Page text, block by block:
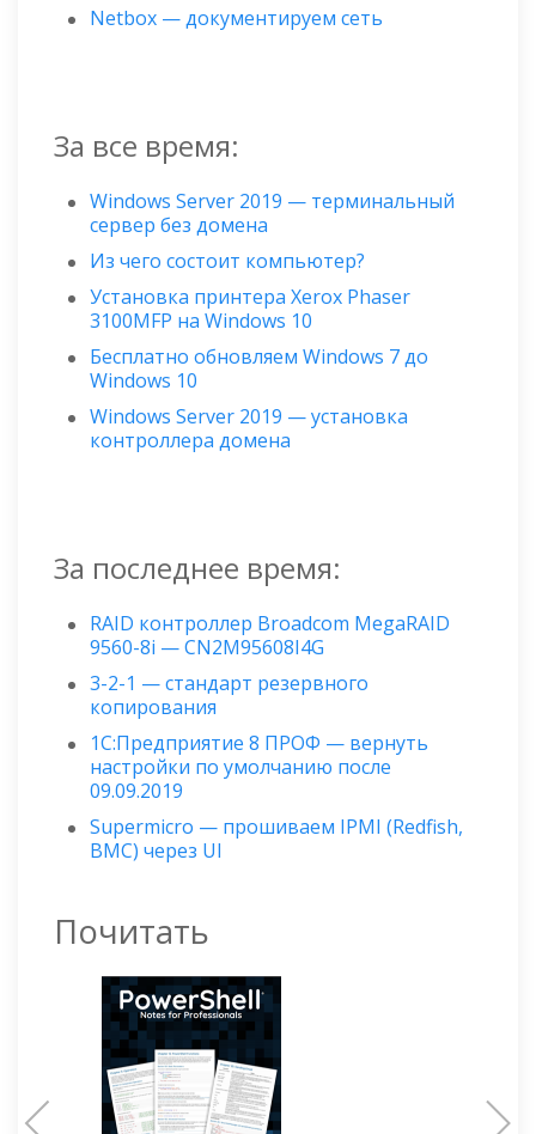
Netbox — документируем сеть
За все время:
Windows Server 2019 — терминальный
сервер без домена
Из чего состоит компьютер?
Установка принтера Xerox Phaser
3100MFP на Windows 10
Бесплатно обновляем Windows 7 до
Windows 10
Windows Server 2019 — установка
контроллера домена
За последнее время:
RAID контроллер Broadcom MegaRAID
9560-8i — CN2M95608I4G
3-2-1 — стандарт резервного
копирования
1С:Предприятие 8 ПРОФ — вернуть
настройки по умолчанию после
09.09.2019
Supermicro — прошиваем IPMI (Redfish,
BMC) через UI
Почитать